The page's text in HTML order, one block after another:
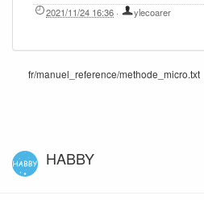
2021/11/24 16:36 · ylecoarer
fr/manuel_reference/methode_micro.txt
HABBY